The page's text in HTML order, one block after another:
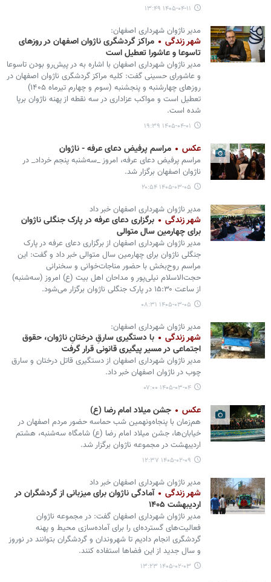
۱۴۰۵-۰۴-۱۱ ۱۳:۴۹
مدیر ناژوان شهرداری اصفهان:
شهر زندگی
مراکز گردشگری ناژوان اصفهان در روزهای
تاسوعا و عاشورا تعطیل است
مدیر ناژوان شهرداری اصفهان با اشاره به در پیش‌رو بودن تاسوعا
و عاشورای حسینی گفت: کلیه مراکز گردشگری ناژوان اصفهان در
روزهای چهارشنبه و پنجشنبه (سوم و چهارم تیرماه ۱۴۰۵)
تعطیل است و مواکب عزاداری در سه نقطه از پهنه ناژوان برپا
شده است.
۱۴۰۵-۰۴-۰۱ ۱۹:۳۹
عکس مراسم پرفیض دعای عرفه - ناژوان
مراسم پرفیض دعای عرفه، امروز _سه‌شنبه پنجم خرداد_ در
ناژوان اصفهان برگزار شد.
۱۴۰۵-۰۳-۰۵ ۲۰:۵۴
مدیر ناژوان شهرداری اصفهان خبر داد
شهر زندگی
برگزاری دعای عرفه در پارک جنگلی ناژوان
برای چهارمین سال متوالی
مدیر ناژوان شهرداری اصفهان از برگزاری دعای عرفه در پارک
جنگلی ناژوان برای چهارمین سال متوالی خبر داد و گفت: این
مراسم روح‌بخش با حضور مناجات‌خوانی و سخنرانی
حجت‌الاسلام نیلی‌پور و مداحان اهل بیت (ع) امروز (سه‌شنبه)
از ساعت ۱۵:۳۰ در پارک جنگلی ناژوان برگزار می‌شود.
۱۴۰۵-۰۳-۰۵ ۰۸:۳۱
مدیر ناژوان شهرداری اصفهان:
شهر زندگی
با دستگیری سارقِ درختانِ ناژوان، حقوق
اجتماعی در مسیر پیگیری قانونی قرار گرفت
مدیر ناژوان شهرداری اصفهان از دستگیری قاتل درختان و سارق
چوب در ناژوان اصفهان خبر داد.
۱۴۰۵-۰۳-۰۴ ۰۷:۰۰
عکس جشن میلاد امام رضا (ع)
هم‌زمان با پنجاه‌ونهمین شب حماسه حضور مردم اصفهان در
خیابان‌ها، جشن میلاد امام رضا (ع) شامگاه سه‌شنبه، هشتم
اردیبهشت در مجموعه ناژوان برگزار شد.
۱۴۰۵-۰۲-۰۹ ۱۲:۳۷
مدیر ناژوان شهرداری اصفهان خبر داد
شهر زندگی
آمادگی ناژوان برای میزبانی از گردشگران در
اردیبهشت ۱۴۰۵
مدیر ناژوان شهرداری اصفهان گفت: در مجموعه ناژوان
فعالیت‌های گسترده‌ای را برای آماده‌سازی محیط و پهنه‌
گردشگری انجام دادیم تا شهروندان و گردشگران بتوانند در نوروز
و سال جدید از این فضاها استفاده کنند.
۱۴۰۵-۰۲-۰۳ ۱۳:۲۳